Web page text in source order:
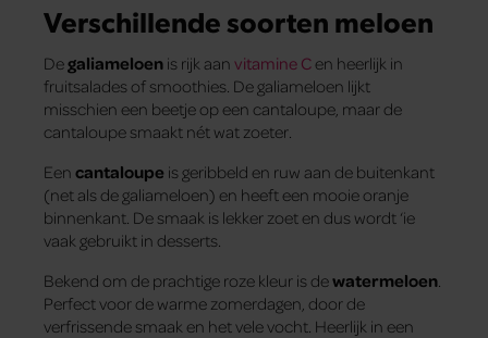
Verschillende soorten meloen
Degaliameloen is rijk aan vitamine C en heerlijk in
fruitsalades of smoothies. De galiameloen lijkt
misschien een beetje op een cantaloupe, maar de
cantaloupe smaakt nét wat zoeter.
Een cantaloupe is geribbeld en ruw aan de buitenkant
(net als de galiameloen) en heeft een mooie oranje
binnenkant. De smaak is lekker zoet en dus wordt ‘ie
vaak gebruikt in desserts.
Bekend om de prachtige roze kleur is dewatermeloen
Perfect voor de warme zomerdagen, door de
verfrissende smaak en het vele vocht. Heerlijk in een